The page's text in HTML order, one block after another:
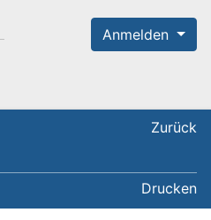
Anmelden
Zurück
Drucken